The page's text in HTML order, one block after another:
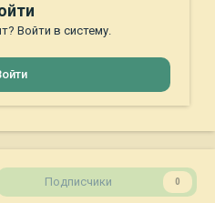
Войти в систему.
Подписчики 0